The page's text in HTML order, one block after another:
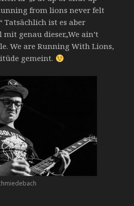
from lions never felt
Tatsächlich ist es aber
genau dieser„We ain’t
We are Running With Lions,
gemeint.